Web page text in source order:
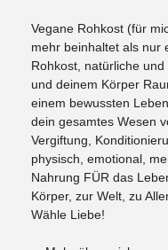
Vegane Rohkost (für
mehr beinhaltet als nur
Rohkost, natürliche
und deinem Körper
einem bewussten
dein gesamtes Wesen
Vergiftung,
physisch, emotional,
Nahrung FÜR das
Körper, zur Welt, zu
Wähle Liebe!